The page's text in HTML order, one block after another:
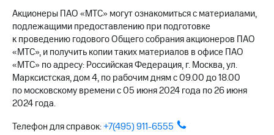
Программа
приобретения
Порядок
выкупа
акций
Дивиденды
Рынок
облигаций
Еврооблигации-2023
Акционеры ПАО «МТС» могут ознакомиться с материалами,
подлежащими предоставлению при подготовке
к проведению годового Общего собрания акционеров ПАО
«МТС», и получить копии таких материалов в офисе ПАО
«МТС» по адресу: Российская Федерация, г. Москва, ул.
Марксистская, дом 4, по рабочим дням с 09.00 до 18.00
по московскому времени с 05 июня 2024 года по 26 июня
2024 года.
Телефон для справок:+7(495) 911-6555